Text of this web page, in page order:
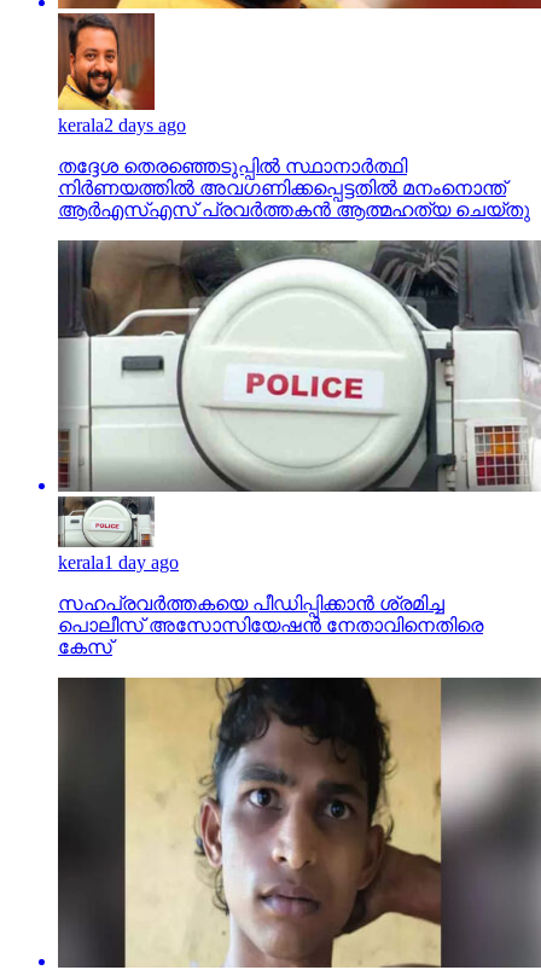
kerala2 days ago
തദ്ദേശ തെരഞ്ഞെടുപ്പില്‍ സ്ഥാനാര്‍ത്ഥി
നിര്‍ണയത്തില്‍ അവഗണിക്കപ്പെട്ടതില്‍ മനംനൊന്ത്
ആര്‍എസ്എസ് പ്രവര്‍ത്തകന്‍ ആത്മഹത്യ ചെയ്തു
kerala1 day ago
സഹപ്രവര്‍ത്തകയെ പീഡിപ്പിക്കാന്‍ ശ്രമിച്ച
പൊലീസ് അസോസിയേഷന്‍ നേതാവിനെതിരെ
കേസ്